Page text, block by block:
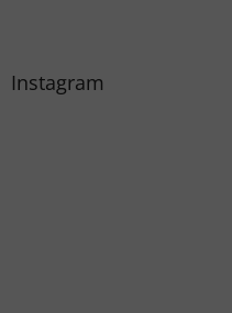
Instagram